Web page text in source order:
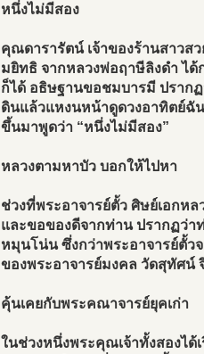
หนึ่งไม่มีสอง
คุณดารารัตน์ เจ้าของร้านสาวส
มยิทธิ จากหลวงพ่อฤาษีลิงดำ ไ
ก็ได้ อธิษฐานขอชมบารมี ปราก
ดินแล้วแหงนหน้าดูดวงอาทิตย์ฉั
ขึ้นมาพูดว่า “หนึ่งไม่มีสอง”
หลวงตามหาบัว บอกให้ไปหา
ช่วงที่พระอาจารย์ตั้ว ศิษย์เอกหล
และขอของดีจากท่าน ปรากฏว่
หมุนโน่น ซึ่งกว่าพระอาจารย์ตั้ว
ของพระอาจารย์มงคล วัดสุทัศน์
คุ้นเคยกับพระคณาจารย์ยุคเก่า
ในช่วงหนึ่งพระคุณเจ้าทั้งสองได้